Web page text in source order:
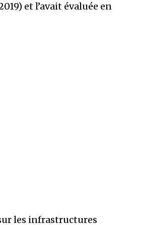
et l’avait évaluée en
les infrastructures